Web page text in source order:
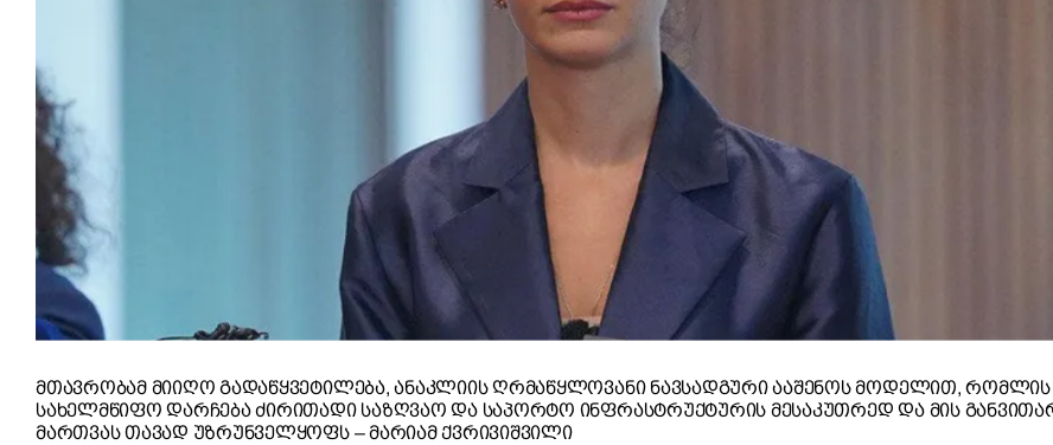
ᲛᲗᲐᲕᲠᲝᲑᲐᲛ ᲛᲘᲘᲦᲝ ᲒᲐᲓᲐᲬᲧᲕᲔᲢᲘᲚᲔᲑᲐ, ᲐᲜᲐᲙᲚᲘᲘᲡ ᲦᲠᲛᲐᲬᲧᲚᲝᲕᲐᲜᲘ ᲜᲐᲕᲡᲐᲓᲒᲣᲠᲘ ᲐᲐᲨᲔᲜᲝᲡ ᲛᲝᲓᲔᲚᲘᲗ,
ᲡᲐᲮᲔᲚᲛᲬᲘᲤᲝ ᲓᲐᲠᲩᲔᲑᲐ ᲫᲘᲠᲘᲗᲐᲓᲘ ᲡᲐᲖᲦᲕᲐᲝ ᲓᲐ ᲡᲐᲞᲝᲠᲢᲝ ᲘᲜᲤᲠᲐᲡᲢᲠᲣᲥᲢᲣᲠᲘᲡ ᲛᲔᲡᲐᲙᲣᲗᲠᲔᲓ ᲓᲐ ᲛᲘᲡ
ᲛᲐᲠᲗᲕᲐᲡ ᲗᲐᲕᲐᲓ ᲣᲖᲠᲣᲜᲕᲔᲚᲧᲝᲤᲡ – ᲛᲐᲠᲘᲐᲛ ᲥᲕᲠᲘᲕᲘᲨᲕᲘᲚᲘ